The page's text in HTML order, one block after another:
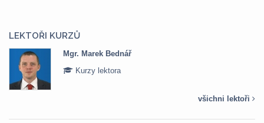
LEKTOŘI KURZŮ
Mgr. Marek Bednář
Kurzy lektora
všichni lektoři